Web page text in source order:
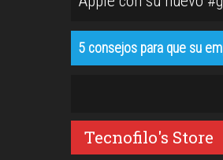
5 consejos para que su
Tecnofilo's Store